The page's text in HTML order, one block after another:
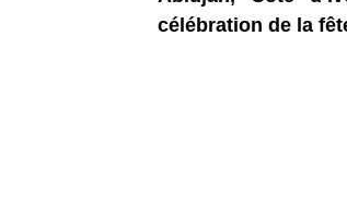
célébration de la